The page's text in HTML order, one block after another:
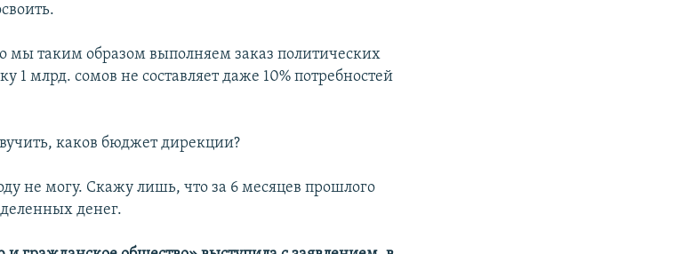
мы таким образом выполняем заказ политических
1 млрд. сомов не составляет даже 10% потребностей
каков бюджет дирекции?
не могу. Скажу лишь, что за 6 месяцев прошлого
денег.